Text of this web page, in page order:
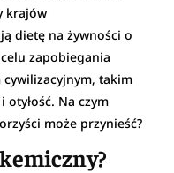
krajów
dietę na żywności o
zapobiegania
takim
Na czym
może przynieść?